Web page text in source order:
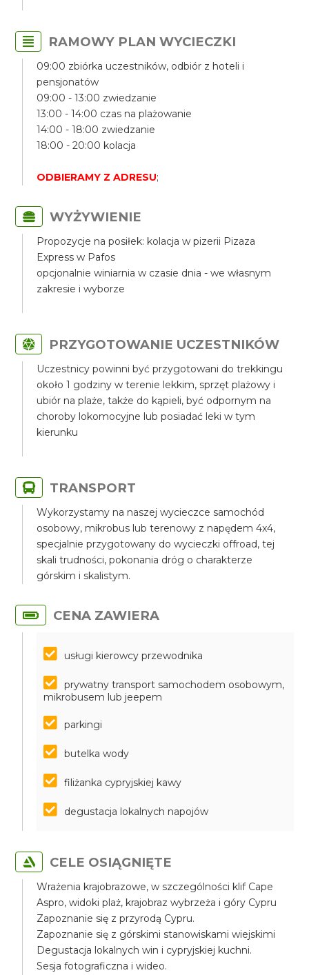
RAMOWY PLAN WYCIECZKI
09:00 zbiórka uczestników, odbiór z hoteli i
pensjonatów
09:00 - 13:00 zwiedzanie
13:00 - 14:00 czas na plażowanie
14:00 - 18:00 zwiedzanie
18:00 - 20:00 kolacja
ODBIERAMY Z ADRESU;
WYŻYWIENIE
Propozycje na posiłek: kolacja w pizerii Pizaza
Express w Pafos
opcjonalnie winiarnia w czasie dnia - we własnym
zakresie i wyborze
PRZYGOTOWANIE UCZESTNIKÓW
Uczestnicy powinni być przygotowani do trekkingu
około 1 godziny w terenie lekkim, sprzęt plażowy i
ubiór na plaże, także do kąpieli, być odpornym na
choroby lokomocyjne lub posiadać leki w tym
kierunku
TRANSPORT
Wykorzystamy na naszej wycieczce samochód
osobowy, mikrobus lub terenowy z napędem 4x4,
specjalnie przygotowany do wycieczki offroad, tej
skali trudności, pokonania dróg o charakterze
górskim i skalistym.
CENA ZAWIERA
usługi kierowcy przewodnika
prywatny transport samochodem osobowym,
mikrobusem lub jeepem
parkingi
butelka wody
filiżanka cypryjskiej kawy
degustacja lokalnych napojów
CELE OSIĄGNIĘTE
Wrażenia krajobrazowe, w szczególności klif Cape
Aspro, widoki plaż, krajobraz wybrzeża i góry Cypru
Zapoznanie się z przyrodą Cypru.
Zapoznanie się z górskimi stanowiskami wiejskimi
Degustacja lokalnych win i cypryjskiej kuchni.
Sesja fotograficzna i wideo.